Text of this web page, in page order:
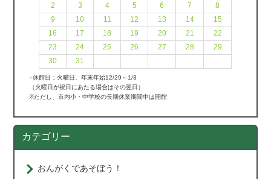
2
3 4 5 6 7
8
9
10 11 12 13 14
15
16
17 18 19 20 21
22
23
24 25 26 27 28
29
30
31
●休館日：火曜日、年末年始12/29～1/3
（火曜日が祝日にあたる場合はその翌日）
※ただし、市内小・中学校の長期休業期間中は開館
カテゴリー
おんがくであそぼう！